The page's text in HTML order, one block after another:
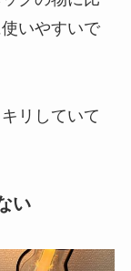
いやすいで
リしていて
い